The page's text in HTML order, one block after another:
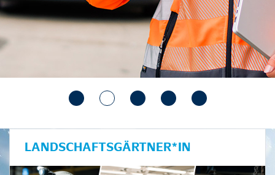
LANDSCHAFTSGÄRTNER*IN